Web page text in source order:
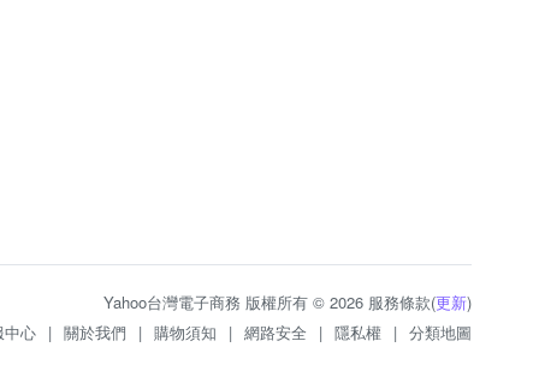
Yahoo台灣電子商務 版權所有 © 2026 服務條款(更新)
中心 | 關於我們 | 購物須知 | 網路安全 | 隱私權 | 分類地圖